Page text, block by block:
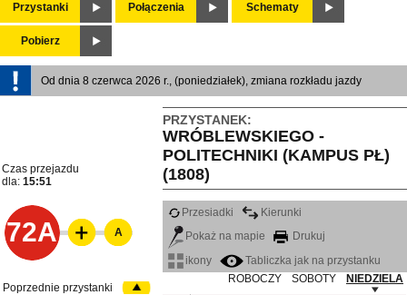
Przystanki Połączenia Schematy
Pobierz
Od dnia 8 czerwca 2026 r., (poniedziałek), zmiana rozkładu jazdy
PRZYSTANEK:
WRÓBLEWSKIEGO -
POLITECHNIKI (KAMPUS PŁ)
(1808)
Czas przejazdu
dla: 15:51
72A
Przesiadki
Kierunki
Pokaż na mapie
Drukuj
ikony
Tabliczka jak na przystanku
ROBOCZY
SOBOTY
NIEDZIELA
A
Poprzednie przystanki